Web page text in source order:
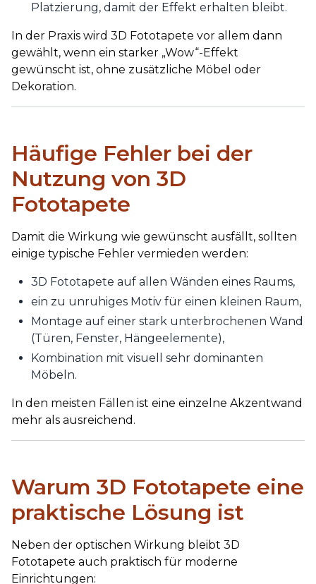
Platzierung, damit der Effekt erhalten bleibt.
In der Praxis wird 3D Fototapete vor allem dann
gewählt, wenn ein starker „Wow“-Effekt
gewünscht ist, ohne zusätzliche Möbel oder
Dekoration.
Häufige Fehler bei der
Nutzung von 3D
Fototapete
Damit die Wirkung wie gewünscht ausfällt, sollten
einige typische Fehler vermieden werden:
3D Fototapete auf allen Wänden eines Raums,
ein zu unruhiges Motiv für einen kleinen Raum,
Montage auf einer stark unterbrochenen Wand
(Türen, Fenster, Hängeelemente),
Kombination mit visuell sehr dominanten
Möbeln.
In den meisten Fällen ist eine einzelne Akzentwand
mehr als ausreichend.
Warum 3D Fototapete eine
praktische Lösung ist
Neben der optischen Wirkung bleibt 3D
Fototapete auch praktisch für moderne
Einrichtungen: